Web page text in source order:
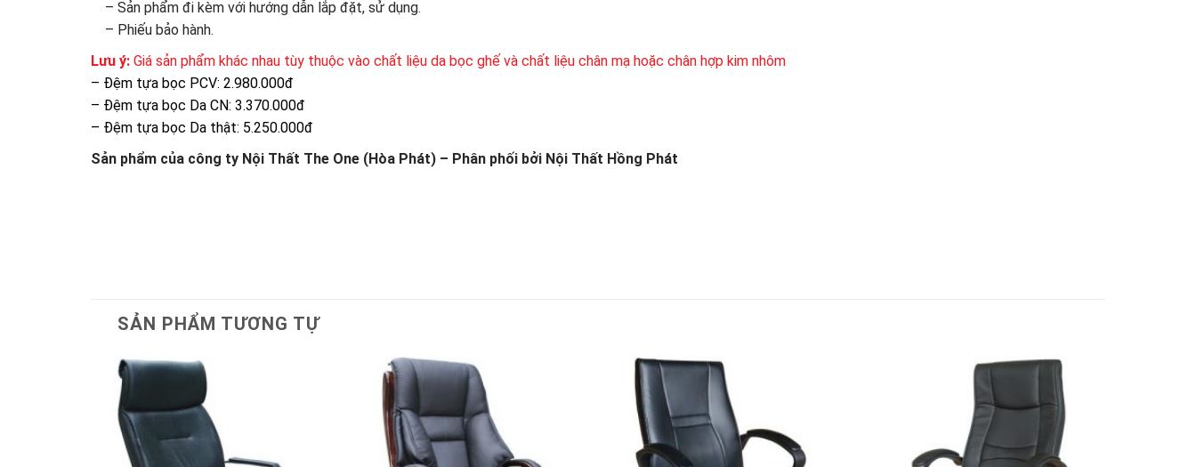
– Sản phẩm đi kèm với hướng dẫn lắp đặt, sử dụng.
– Phiếu bảo hành.
Lưu ý: Giá sản phẩm khác nhau tùy thuộc vào chất liệu da bọc ghế và chất liệu chân mạ hoặc chân hợp kim nhôm
– Đệm tựa bọc PCV: 2.980.000đ
– Đệm tựa bọc Da CN: 3.370.000đ
– Đệm tựa bọc Da thật: 5.250.000đ
Sản phẩm của công ty Nội Thất The One (Hòa Phát) – Phân phối bởi Nội Thất Hồng Phát
SẢN PHẨM TƯƠNG TỰ